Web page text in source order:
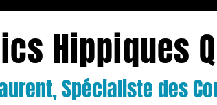
Hippiques
Spécialiste des